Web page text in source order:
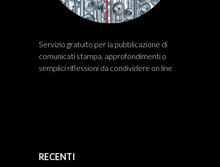
Servizio gratuito per la pubblicazione di
comunicati stampa, approfondimenti o
semplici riflessioni da condividere on line
RECENTI